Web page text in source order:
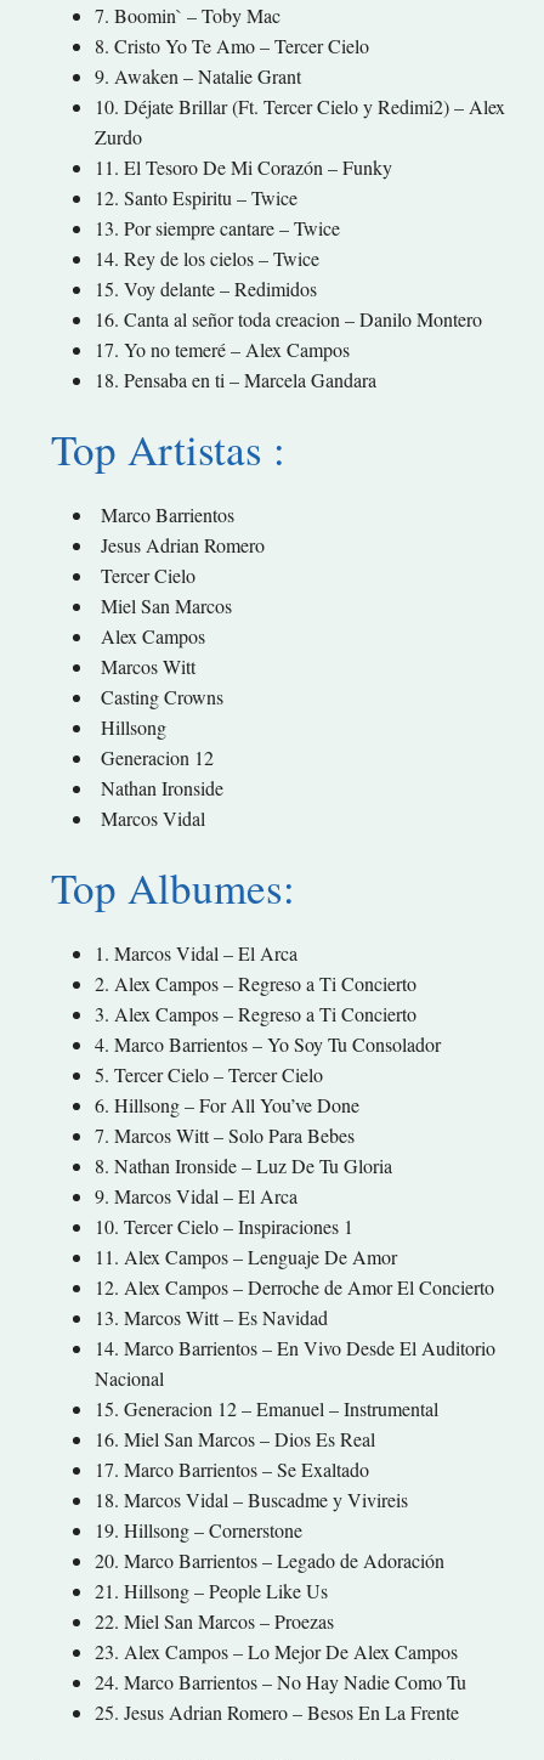
7. Boomin` – Toby Mac
8. Cristo Yo Te Amo – Tercer Cielo
9. Awaken – Natalie Grant
10. Déjate Brillar (Ft. Tercer Cielo y Redimi2) – Alex
Zurdo
11. El Tesoro De Mi Corazón – Funky
12. Santo Espiritu – Twice
13. Por siempre cantare – Twice
14. Rey de los cielos – Twice
15. Voy delante – Redimidos
16. Canta al señor toda creacion – Danilo Montero
17. Yo no temeré – Alex Campos
18. Pensaba en ti – Marcela Gandara
Top Artistas :
Marco Barrientos
Jesus Adrian Romero
Tercer Cielo
Miel San Marcos
Alex Campos
Marcos Witt
Casting Crowns
Hillsong
Generacion 12
Nathan Ironside
Marcos Vidal
Top Albumes:
1. Marcos Vidal – El Arca
2. Alex Campos – Regreso a Ti Concierto
3. Alex Campos – Regreso a Ti Concierto
4. Marco Barrientos – Yo Soy Tu Consolador
5. Tercer Cielo – Tercer Cielo
6. Hillsong – For All You’ve Done
7. Marcos Witt – Solo Para Bebes
8. Nathan Ironside – Luz De Tu Gloria
9. Marcos Vidal – El Arca
10. Tercer Cielo – Inspiraciones 1
11. Alex Campos – Lenguaje De Amor
12. Alex Campos – Derroche de Amor El Concierto
13. Marcos Witt – Es Navidad
14. Marco Barrientos – En Vivo Desde El Auditorio
Nacional
15. Generacion 12 – Emanuel – Instrumental
16. Miel San Marcos – Dios Es Real
17. Marco Barrientos – Se Exaltado
18. Marcos Vidal – Buscadme y Vivireis
19. Hillsong – Cornerstone
20. Marco Barrientos – Legado de Adoración
21. Hillsong – People Like Us
22. Miel San Marcos – Proezas
23. Alex Campos – Lo Mejor De Alex Campos
24. Marco Barrientos – No Hay Nadie Como Tu
25. Jesus Adrian Romero – Besos En La Frente